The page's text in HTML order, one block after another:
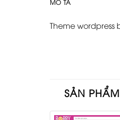
MÔ TẢ
Theme
SẢN